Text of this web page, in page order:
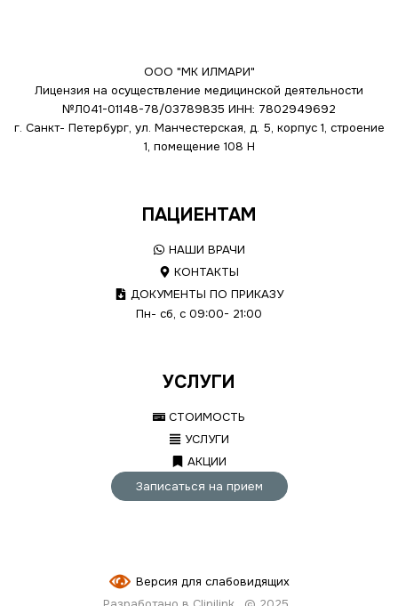
ООО "МК ИЛМАРИ"
Лицензия на осуществление медицинской деятельности
№Л041-01148-78/03789835 ИНН: 7802949692
г. Санкт- Петербург, ул. Манчестерская, д. 5, корпус 1, строение
1, помещение 108 Н
ПАЦИЕНТАМ
НАШИ ВРАЧИ
КОНТАКТЫ
ДОКУМЕНТЫ ПО ПРИКАЗУ
Пн- сб, с 09:00- 21:00
УСЛУГИ
СТОИМОСТЬ
УСЛУГИ
АКЦИИ
Записаться на прием
Версия для слабовидящих